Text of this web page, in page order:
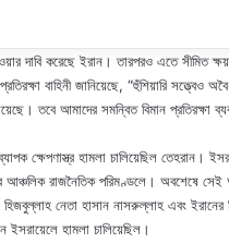
দাবি করেছে ইরান। তারপরও এতে সীমিত
বাহিনী জানিয়েছে, “হুঁশিয়ারি
তবে আমাদের সমন্বিত বিমান
ক্ষেপণাস্ত্র হামলা চালিয়েছিল তেহরান।
আঞ্চলিক রাজনৈতিক পরিমণ্ডলে। অবশেষে
নেতা হাসান নাসরুল্লাহ এবং ইরানের
হামলা চালিয়েছিল।